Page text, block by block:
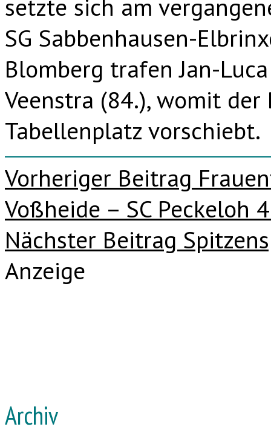
setzte sich am
SG Sabbenhausen-
Blomberg trafen Jan-
Veenstra (84.), womit
Tabellenplatz vorschiebt.
Beitragsnavigation
Vorheriger Beitrag
Voßheide – SC Peckeloh
Nächster Beitrag
Anzeige
Archiv